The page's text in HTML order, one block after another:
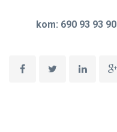
kom: 690 93 93 90